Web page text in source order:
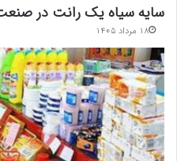
سایه سیاه یک رانت در
۱۸ مرداد ۱۴۰۵